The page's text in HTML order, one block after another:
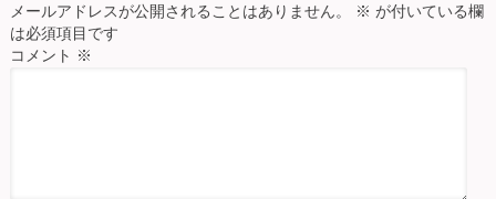
メールアドレスが公開されることはありません。 ※ が付いている欄
は必須項目です
コメント ※